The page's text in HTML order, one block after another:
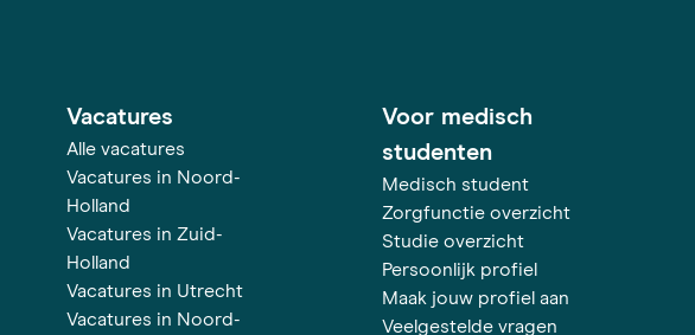
Vacatures
Alle vacatures
Vacatures in Noord-
Holland
Vacatures in Zuid-
Holland
Vacatures in Utrecht
Vacatures in Noord-
Voor medisch
studenten
Medisch student
Zorgfunctie overzicht
Studie overzicht
Persoonlijk profiel
Maak jouw profiel aan
Veelgestelde vragen